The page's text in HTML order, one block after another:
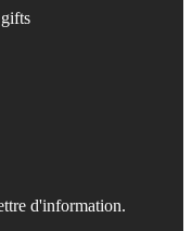
d'information.